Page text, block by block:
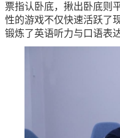
票指认卧底，揪出卧底则
性的游戏不仅快速活跃了
锻炼了英语听力与口语表